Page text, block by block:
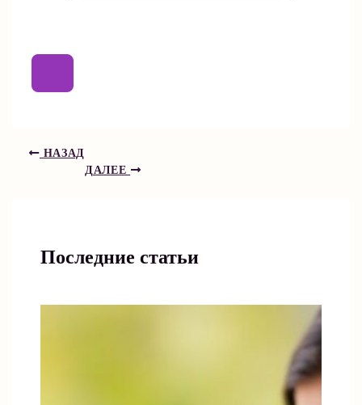
НАЗАД
ДАЛЕЕ
Последние статьи